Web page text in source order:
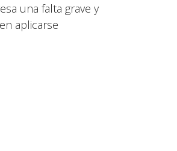
una falta grave y
aplicarse